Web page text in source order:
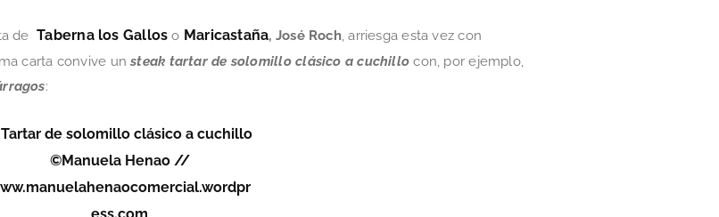
deTaberna los Galloso Maricastaña, José Roch, arriesga esta vez con
carta convive un steak tartar de solomillo clásico a cuchillo con, por ejemplo,
: